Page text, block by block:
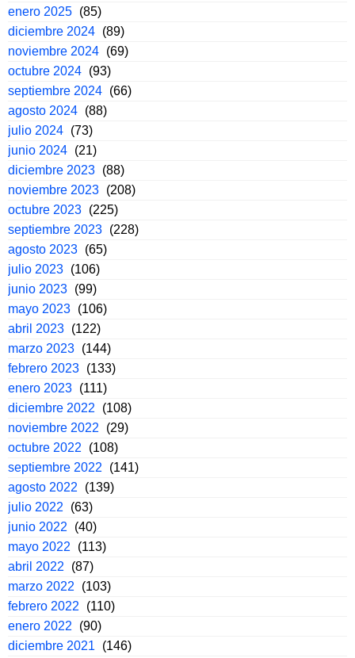
enero 2025 (85)
diciembre 2024 (89)
noviembre 2024 (69)
octubre 2024 (93)
septiembre 2024 (66)
agosto 2024 (88)
julio 2024 (73)
junio 2024 (21)
diciembre 2023 (88)
noviembre 2023 (208)
octubre 2023 (225)
septiembre 2023 (228)
agosto 2023 (65)
julio 2023 (106)
junio 2023 (99)
mayo 2023 (106)
abril 2023 (122)
marzo 2023 (144)
febrero 2023 (133)
enero 2023 (111)
diciembre 2022
(108)
noviembre 2022
(29)
octubre 2022
(108)
septiembre 2022
(141)
agosto 2022
(139)
julio 2022
(63)
junio 2022
(40)
mayo 2022
(113)
abril 2022
(87)
marzo 2022
(103)
febrero 2022
(110)
enero 2022
(90)
diciembre 2021
(146)